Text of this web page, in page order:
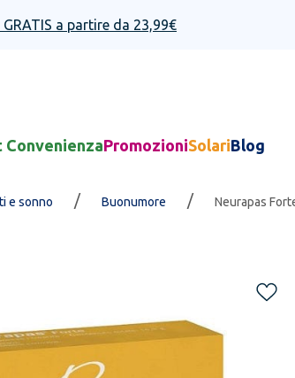
GRATIS a partire da 23,99€
ConvenienzaPromozioniSolariBlog
e sonno / Buonumore / Neurapas